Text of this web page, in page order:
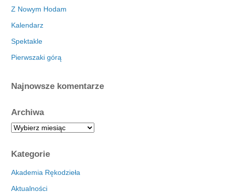
Z Nowym Hodam
Kalendarz
Spektakle
Pierwszaki górą
Najnowsze komentarze
Archiwa
A
c
h
i
a
Kategorie
Akademia Rękodzieła
Aktualności